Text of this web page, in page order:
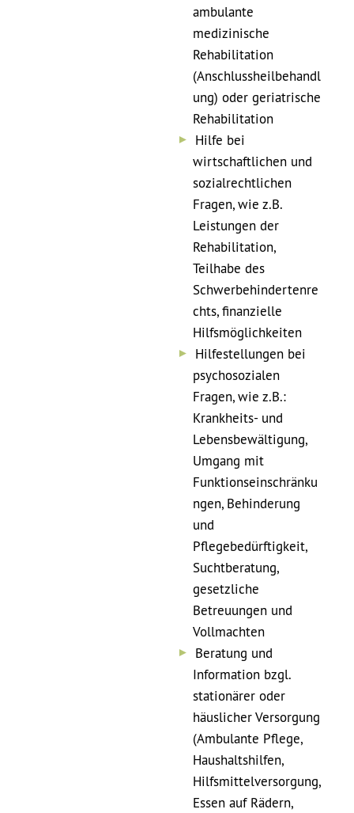
ambulante
medizinische
Rehabilitation
(Anschlussheilbehandl
ung) oder geriatrische
Rehabilitation
Hilfe bei
wirtschaftlichen und
sozialrechtlichen
Fragen, wie z.B.
Leistungen der
Rehabilitation,
Teilhabe des
Schwerbehindertenre
chts, finanzielle
Hilfsmöglichkeiten
Hilfestellungen bei
psychosozialen
Fragen, wie z.B.:
Krankheits- und
Lebensbewältigung,
Umgang mit
Funktionseinschränku
ngen, Behinderung
und
Pflegebedürftigkeit,
Suchtberatung,
gesetzliche
Betreuungen und
Vollmachten
Beratung und
Information bzgl.
stationärer oder
häuslicher Versorgung
(Ambulante Pflege,
Haushaltshilfen,
Hilfsmittelversorgung,
Essen auf Rädern,